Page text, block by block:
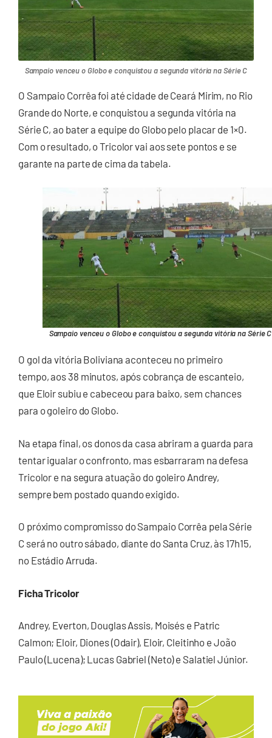
Sampaio venceu o Globo e conquistou a segunda vitória na Série C
O Sampaio Corrêa foi até cidade de Ceará Mirim, no Rio
Grande do Norte, e conquistou a segunda vitória na
Série C, ao bater a equipe do Globo pelo placar de 1×0.
Com o resultado, o Tricolor vai aos sete pontos e se
garante na parte de cima da tabela.
Sampaio venceu o Globo e conquistou a segunda vitória na Série C
O gol da vitória Boliviana aconteceu no primeiro
tempo, aos 38 minutos, após cobrança de escanteio,
que Eloir subiu e cabeceou para baixo, sem chances
para o goleiro do Globo.
Na etapa final, os donos da casa abriram a guarda para
tentar igualar o confronto, mas esbarraram na defesa
Tricolor e na segura atuação do goleiro Andrey,
sempre bem postado quando exigido.
O próximo compromisso do Sampaio Corrêa pela Série
C será no outro sábado, diante do Santa Cruz, às 17h15,
no Estádio Arruda.
Ficha Tricolor
Andrey, Everton, Douglas Assis, Moisés e Patric
Calmon; Eloir, Diones (Odair), Eloir, Cleitinho e João
Paulo (Lucena); Lucas Gabriel (Neto) e Salatiel Júnior.